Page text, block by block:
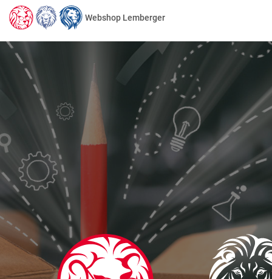
Webshop Lemberger